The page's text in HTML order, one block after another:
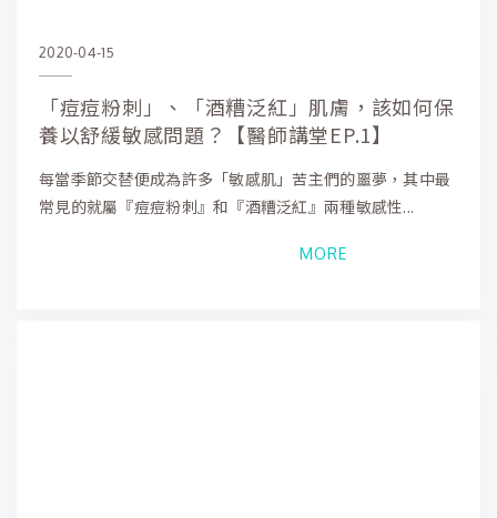
2020-04-15
「痘痘粉刺」、「酒糟泛紅」肌膚，該如何保
養以舒緩敏感問題？【醫師講堂EP.1】
每當季節交替便成為許多「敏感肌」苦主們的噩夢，其中最
常見的就屬『痘痘粉刺』和『酒糟泛紅』兩種敏感性...
MORE